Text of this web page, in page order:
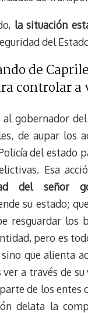
la situación
del
de
controlar a
al gobernador
de aupar los
del estado
Esa
del señor
su estado;
resguardar los
pero es
que alienta
a través de
de los entes
delata la